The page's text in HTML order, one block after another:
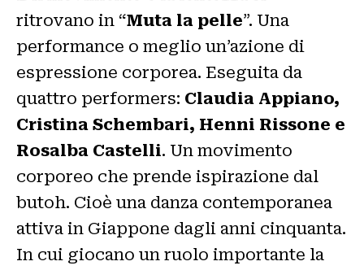
ritrovano in “Muta la pelle”. Una
performance o meglio un’azione di
espressione corporea. Eseguita da
quattro performers: Claudia Appiano,
Cristina Schembari, Henni Rissone e
Rosalba Castelli. Un movimento
corporeo che prende ispirazione dal
butoh. Cioè una danza contemporanea
attiva in Giappone dagli anni cinquanta.
In cui giocano un ruolo importante la